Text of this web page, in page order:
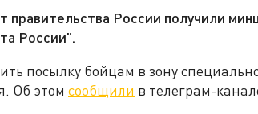
правительства России получили
России".
посылку бойцам в зону
Об этом сообщили в телеграм-